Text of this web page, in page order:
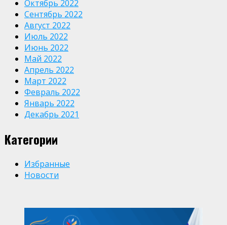
Октябрь 2022
Сентябрь 2022
Август 2022
Июль 2022
Июнь 2022
Май 2022
Апрель 2022
Март 2022
Февраль 2022
Январь 2022
Декабрь 2021
Категории
Избранные
Новости